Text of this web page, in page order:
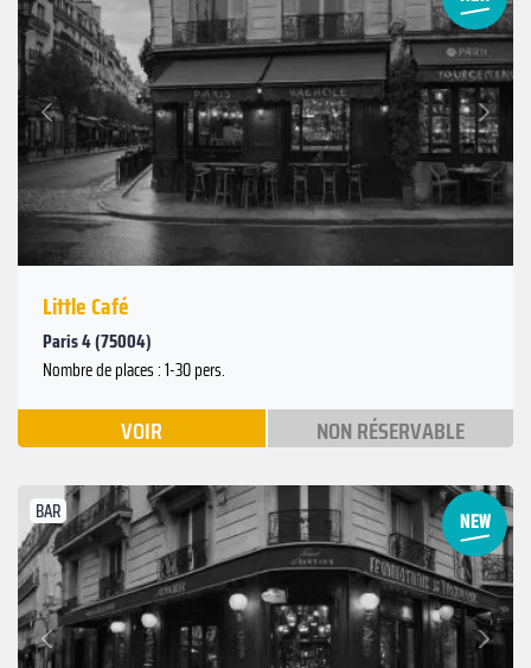
Précédent
Suivant
Little Café
Paris 4 (75004)
Nombre de places : 1-30 pers.
VOIR NON RÉSERVABLE
BAR
Précédent
Suivant